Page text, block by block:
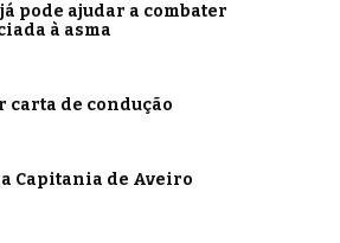
pode ajudar a combater
à asma
carta de condução
Capitania de Aveiro